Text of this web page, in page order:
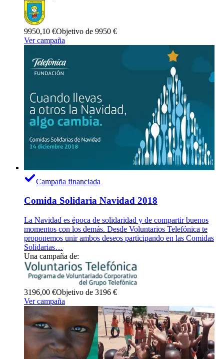
9950,10 €Objetivo de 9950 €
Ver campaña
Campaña financiada
Comida Solidaria Navidad 2018
La Navidad es época de solidaridad y de compartir buenos
momentos con los demás. Desde Voluntarios Telefónica te
proponemos unir ambos deseos participando en las Comidas
Solidarias…
Una campaña de:
3196,00 €Objetivo de 3196 €
Ver campaña